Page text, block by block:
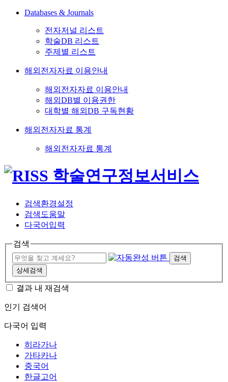
Databases & Journals
전자저널 리스트
학술DB 리스트
주제별 리스트
해외전자자료 이용안내
해외전자자료 이용안내
해외DB별 이용권한
대학별 해외DB 구독현황
해외전자자료 통계
해외전자자료 통계
검색환경설정
검색도움말
다국어입력
검색
검색
상세검색
결과 내 재검색
인기 검색어
다국어 입력
히라가나
가타카나
중국어
한글고어